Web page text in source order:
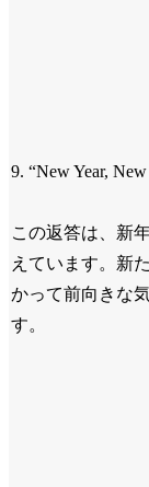
9. “New Year,
この返答は、新
えています。新
かって前向きな
す。